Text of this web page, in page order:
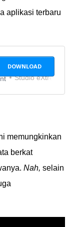
aplikasi terbaru
1.12
Studio eXtreme
DOWNLOAD
memungkinkan
berkat
Nah, selain